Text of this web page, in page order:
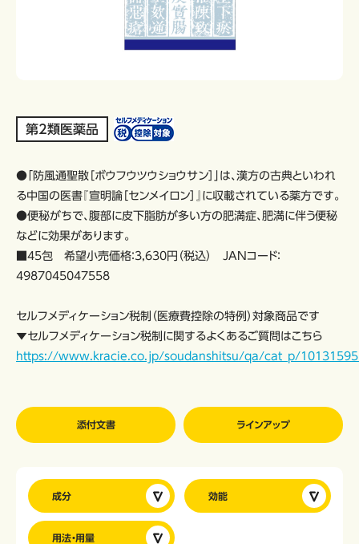
添付文書 ラインアップ
第2類医薬品
●「防風通聖散［ボウフウツウショウサン］」は、漢方の古典といわれ
る中国の医書『宣明論［センメイロン］』に収載されている薬方です。
●便秘がちで、腹部に皮下脂肪が多い方の肥満症、肥満に伴う便秘
などに効果があります。
■45包 希望小売価格：3,630円（税込） JANコード：
4987045047558
セルフメディケーション税制（医療費控除の特例）対象商品です
▼セルフメディケーション税制に関するよくあるご質問はこちら
https://www.kracie.co.jp/soudanshitsu/qa/cat_p/
成分 効能
用法・用量